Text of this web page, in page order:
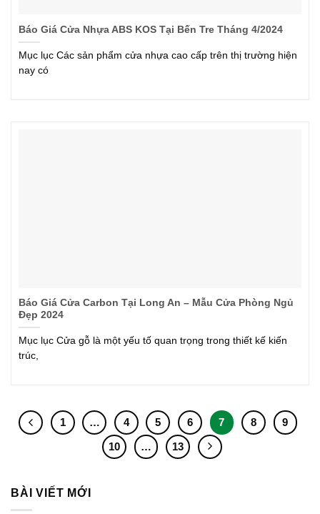
Báo Giá Cửa Nhựa ABS KOS Tại Bến Tre Tháng 4/2024
Mục lục Các sản phẩm cửa nhựa cao cấp trên thị trường hiện
nay có
Báo Giá Cửa Carbon Tại Long An – Mẫu Cửa Phòng Ngủ
Đẹp 2024
Mục lục Cửa gỗ là một yếu tố quan trọng trong thiết kế kiến
trúc,
1 … 4 5 6 7 8
9
10
… 13
BÀI VIẾT MỚI